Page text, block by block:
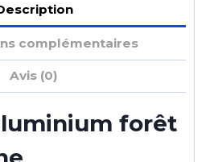
complémentaires
Avis (0)
forêt